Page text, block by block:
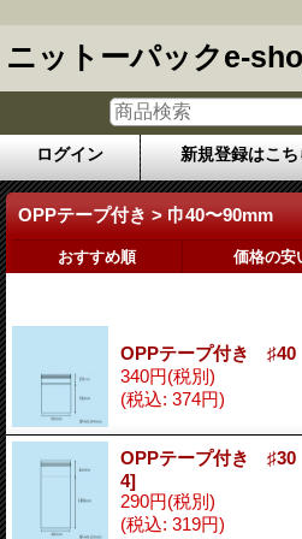
ニットーパックe-
ログイン 新規登録はこち
OPPテープ付き > 巾40〜90mm
おすすめ順 価格の安
OPPテープ付き
340円(税別)
(税込: 374円)
OPPテープ付き
4]
290円(税別)
(税込: 319円)